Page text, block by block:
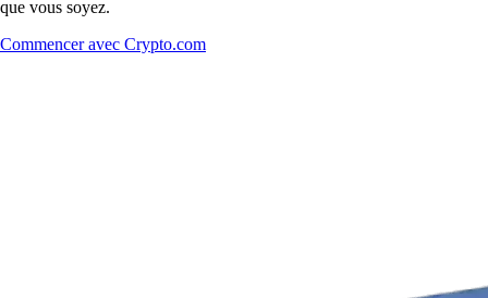
que vous soyez.
Commencer avec Crypto.com